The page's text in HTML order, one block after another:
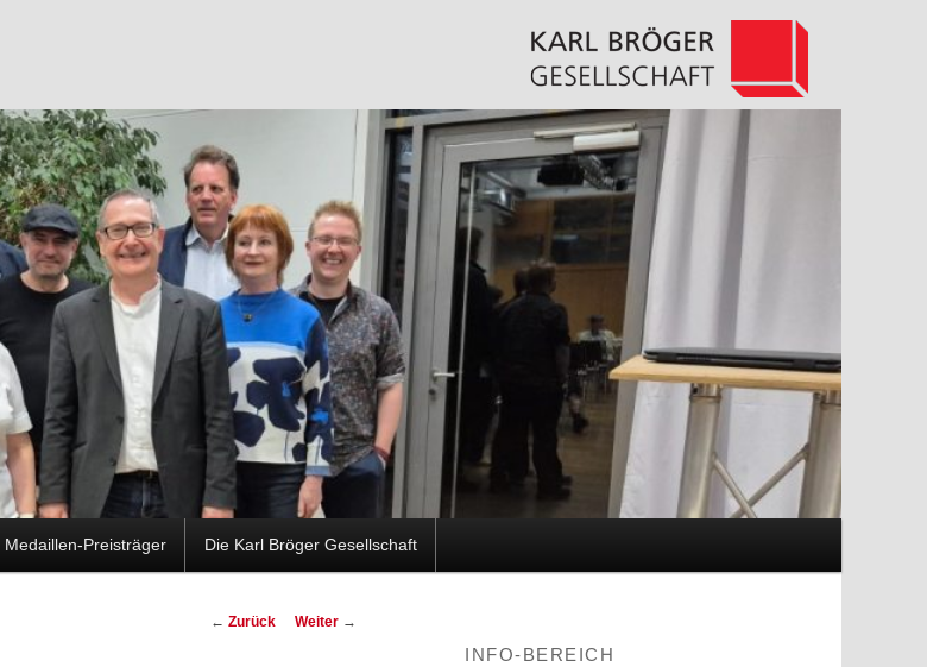
Medaillen-Preisträger Die Karl Bröger Gesellschaft
Beitragsnavigation
← Zurück Weiter →
INFO-BEREICH